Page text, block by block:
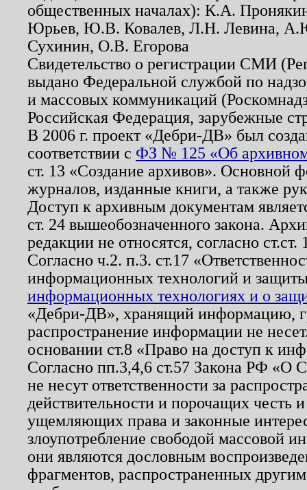
общественных началах): К.А.
Юрьев, Ю.В. Ковалев, Л.Н. Левина,
Сухинин, О.В. Егорова
Свидетельство о регистрации СМИ
выдано Федеральной службой по
и массовых коммуникаций
Российская Федерация, зарубежные
В 2006 г. проект «Дебри-ДВ» был
соответствии с ФЗ № 125 «Об
ст. 13 «Создание архивов». Основной
журналов, изданные книги, а также
Доступ к архивным документам
ст. 24 вышеобозначенного закона.
редакции не относятся, согласно
Согласно ч.2. п.3. ст.17
информационных технологий и
информационных технологиях и о
«Дебри-ДВ», хранящий информацию,
распространение информации не
основании ст.8 «Право на доступ к
Согласно пп.3,4,6 ст.57 Закона РФ «О
не несут ответственности за
действительности и порочащих честь
ущемляющих права и законные
злоупотребление свободой массовой
они являются дословным
фрагментов, распространенных